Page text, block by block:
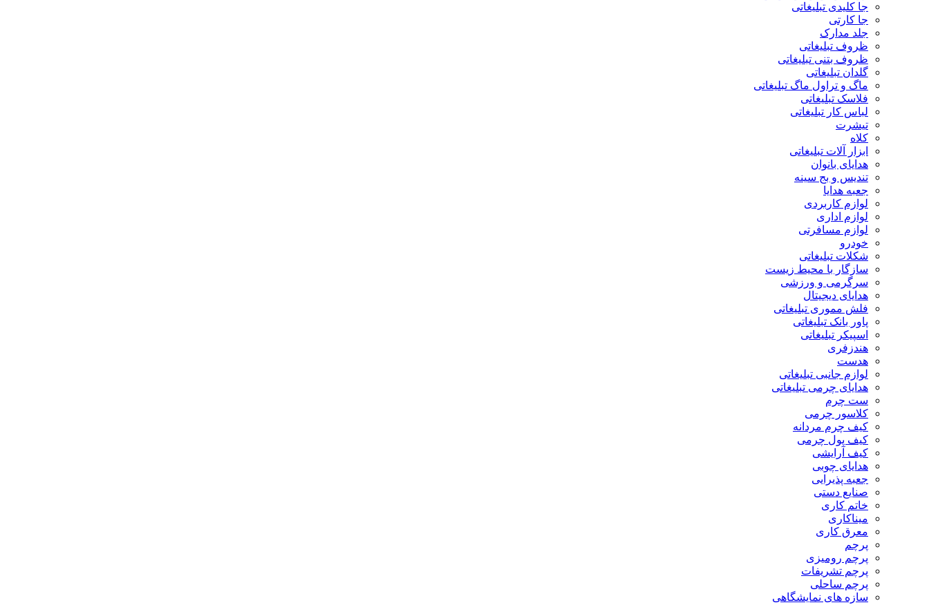
جا کلیدی تبلیغاتی
جا کارتی
جلد مدارک
ظروف تبلیغاتی
ظروف بتنی تبلیغاتی
گلدان تبلیغاتی
ماگ و تراول ماگ تبلیغاتی
فلاسک تبلیغاتی
لباس کار تبلیغاتی
تیشرت
کلاه
ابزار آلات تبلیغاتی
هدایای بانوان
تندیس و بج سینه
جعبه هدایا
لوازم کاربردی
لوازم اداری
لوازم مسافرتی
خودرو
شکلات تبلیغاتی
سازگار با محیط زیست
سرگرمی و ورزشی
هدایای دیجیتال
فلش مموری تبلیغاتی
پاور بانک تبلیغاتی
اسپیکر تبلیغاتی
هندزفری
هدست
لوازم جانبی تبلیغاتی
هدایای چرمی تبلیغاتی
ست چرم
کلاسور چرمی
کیف چرم مردانه
کیف پول چرمی
کیف آرایشی
هدایای چوبی
جعبه پذیرایی
صنایع دستی
خاتم کاری
میناکاری
معرق کاری
پرچم
پرچم رومیزی
پرچم تشریفات
پرچم ساحلی
سازه های نمایشگاهی